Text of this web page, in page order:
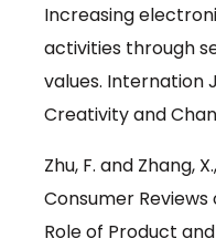
Increasing
activities through
values. Internation
Creativity and
Zhu, F. and Zhang,
Consumer
Role of Product